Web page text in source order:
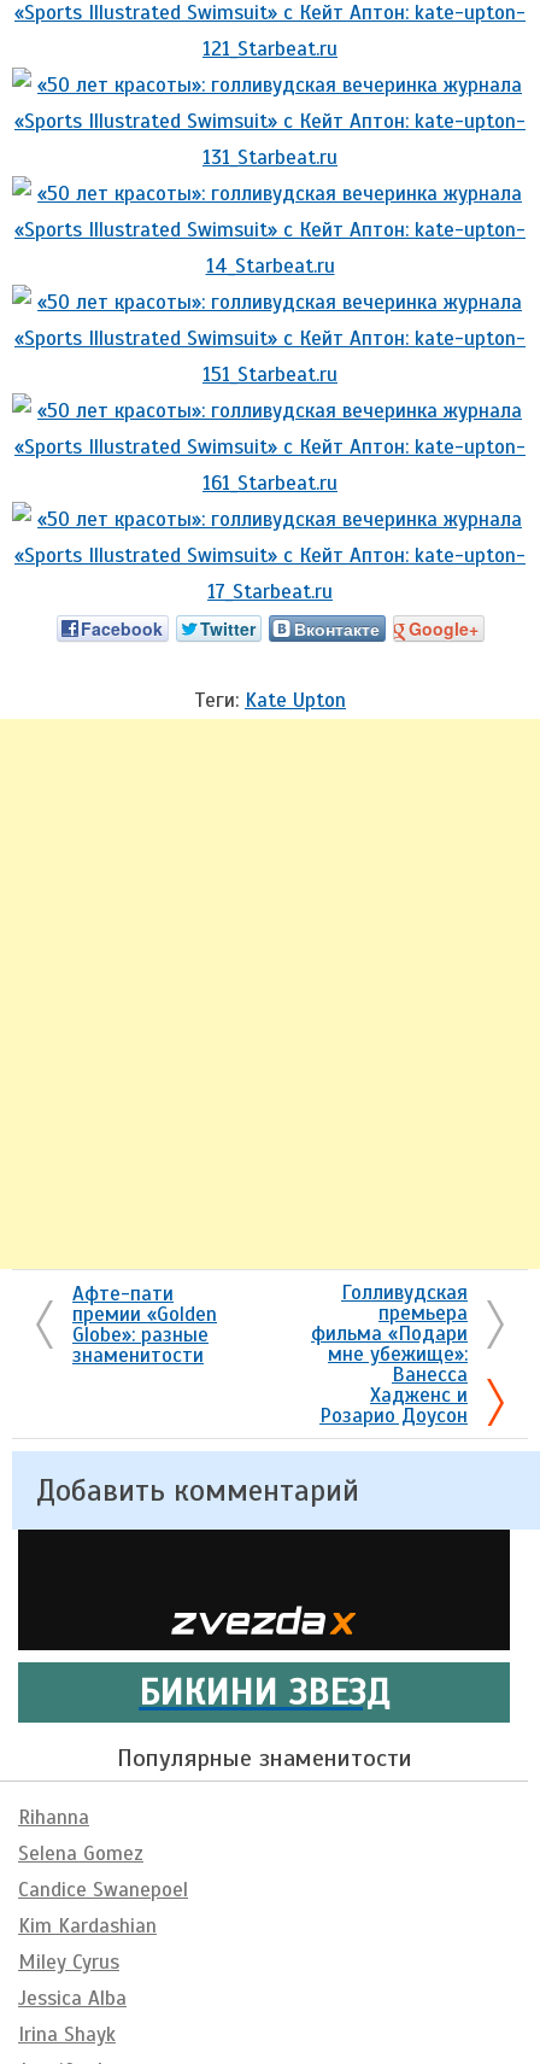
Facebook Twitter Вконтакте Google+
Теги: Kate Upton
Афте-пати
премии «Golden
Globe»: разные
знаменитости
Голливудская
премьера
фильма «Подари
мне убежище»:
Ванесса
Хадженс и
Розарио Доусон
Добавить комментарий
БИКИНИ ЗВЕЗД
Популярные знаменитости
Rihanna
Selena Gomez
Candice Swanepoel
Kim Kardashian
Miley Cyrus
Jessica Alba
Irina Shayk